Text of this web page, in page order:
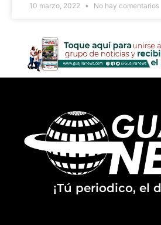
10 marzo, 2022 No hay comentarios
¡Tú periodico, el